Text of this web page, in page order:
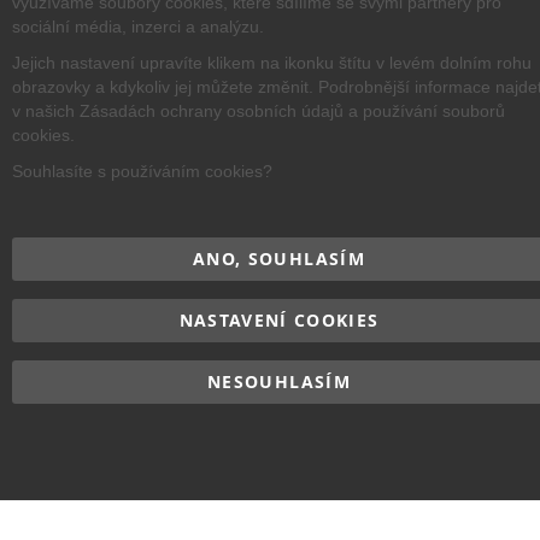
sociální média, inzerci a analýzu.
Jejich nastavení upravíte klikem na ikonku štítu v levém dolním rohu
obrazovky a kdykoliv jej můžete změnit. Podrobnější informace
v našich Zásadách ochrany osobních údajů a používání souborů
cookies.
Souhlasíte s používáním cookies?
ANO, SOUHLASÍM
NASTAVENÍ COOKIES
NESOUHLASÍM